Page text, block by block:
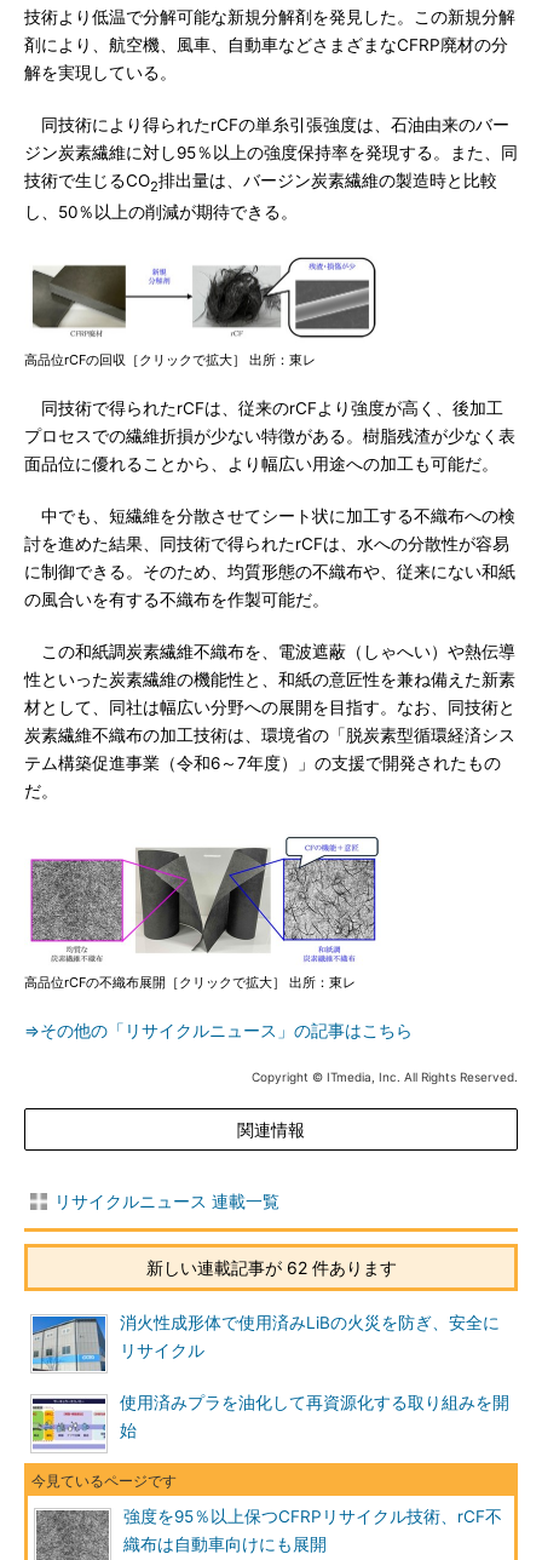
技術より低温で分解可能な新規分解剤を発見した。この新規分解
剤により、航空機、風車、自動車などさまざまなCFRP廃材の分
解を実現している。
同技術により得られたrCFの単糸引張強度は、石油由来のバー
ジン炭素繊維に対し95％以上の強度保持率を発現する。また、同
技術で生じるCO2排出量は、バージン炭素繊維の製造時と比較
し、50％以上の削減が期待できる。
高品位rCFの回収［クリックで拡大］ 出所：東レ
同技術で得られたrCFは、従来のrCFより強度が高く、後加工
プロセスでの繊維折損が少ない特徴がある。樹脂残渣が少なく表
面品位に優れることから、より幅広い用途への加工も可能だ。
中でも、短繊維を分散させてシート状に加工する不織布への検
討を進めた結果、同技術で得られたrCFは、水への分散性が容易
に制御できる。そのため、均質形態の不織布や、従来にない和紙
の風合いを有する不織布を作製可能だ。
この和紙調炭素繊維不織布を、電波遮蔽（しゃへい）や熱伝導
性といった炭素繊維の機能性と、和紙の意匠性を兼ね備えた新素
材として、同社は幅広い分野への展開を目指す。なお、同技術と
炭素繊維不織布の加工技術は、環境省の「脱炭素型循環経済シス
テム構築促進事業（令和6～7年度）」の支援で開発されたもの
だ。
高品位rCFの不織布展開［クリックで拡大］ 出所：東レ
⇒その他の「リサイクルニュース」の記事はこちら
Copyright © ITmedia, Inc. All Rights Reserved.
関連情報
リサイクルニュース 連載一覧
新しい連載記事が 62 件あります
消火性成形体で使用済みLiBの火災を防ぎ、安全に
リサイクル
使用済みプラを油化して再資源化する取り組みを開
始
強度を95％以上保つCFRPリサイクル技術、rCF不
織布は自動車向けにも展開